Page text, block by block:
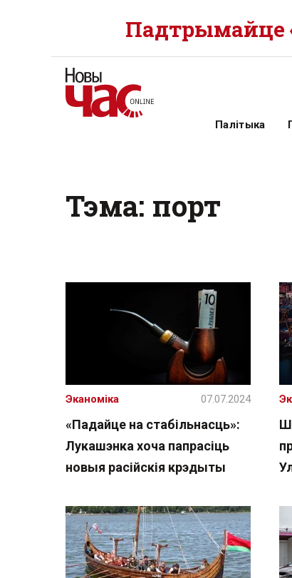
Падтрымайце
Палітыка
Тэма: порт
«Падайце на стабільнасць»:
Лукашэнка хоча папрасіць
новыя расійскія крэдыты
Эканоміка 07.07.2024